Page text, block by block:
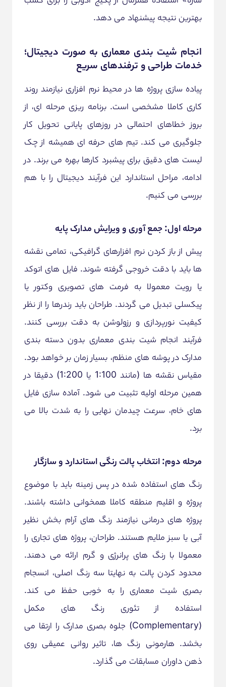
بهترین نتیجه پیشنهاد می دهد.
انجام شیت بندی معماری به صورت دیجیتال؛
خدمات طراحی و ترفندهای سریع
پیاده سازی پروژه ها در محیط نرم افزاری نیازمند روند
کاری کاملا مشخصی است. برنامه ریزی مرحله ای، از
بروز خطاهای احتمالی در روزهای پایانی تحویل کار
جلوگیری می کند. تیم های حرفه ای همیشه از چک
لیست های دقیق برای پیشبرد کارها بهره می برند. در
ادامه، مراحل استاندارد این فرآیند دیجیتال را با هم
بررسی می کنیم.
مرحله اول: جمع آوری و ویرایش مدارک پایه
پیش از باز کردن نرم افزارهای گرافیکی، تمامی نقشه
ها باید با دقت خروجی گرفته شوند. فایل های اتوکد
یا رویت معمولا به فرمت های تصویری وکتور یا
پیکسلی تبدیل می گردند. طراحان باید رندرها را از نظر
کیفیت نورپردازی و رزولوشن به دقت بررسی کنند.
فرآیند انجام شیت بندی معماری بدون دسته بندی
مدارک در پوشه های منظم، بسیار زمان بر خواهد بود.
مقیاس نقشه ها (مانند 1:100 یا 1:200) دقیقا در
همین مرحله اولیه تثبیت می شود. آماده سازی فایل
های خام، سرعت چیدمان نهایی را به شدت بالا می
برد.
مرحله دوم: انتخاب پالت رنگی استاندارد و سازگار
رنگ های استفاده شده در پس زمینه باید با موضوع
پروژه و اقلیم منطقه کاملا همخوانی داشته باشند.
پروژه های درمانی نیازمند رنگ های آرام بخش نظیر
آبی یا سبز ملایم هستند. طراحان، پروژه های تجاری را
معمولا با رنگ های پرانرژی و گرم ارائه می دهند.
محدود کردن پالت به نهایتا سه رنگ اصلی، انسجام
بصری شیت معماری را به خوبی حفظ می کند.
استفاده از تئوری رنگ های مکمل
(Complementary) جلوه بصری مدارک را ارتقا می
بخشد. هارمونی رنگ ها، تاثیر روانی عمیقی روی
ذهن داوران مسابقات می گذارد.